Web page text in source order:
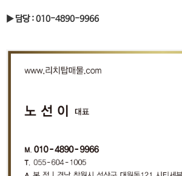
▶ 담당 : 010-4890-9966